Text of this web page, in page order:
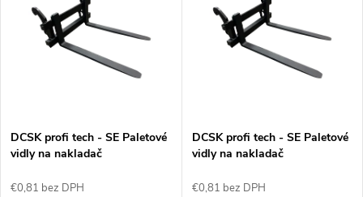
e
s
p
DCSK profi tech - SE Paletové
vidly na nakladač
€0,81 bez DPH
DCSK profi tech - SE Paletové
vidly na nakladač
€0,81 bez DPH